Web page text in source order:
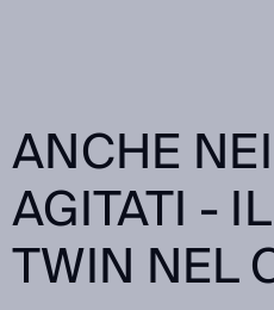
ANCHE
AGITATI -
TWIN NEL